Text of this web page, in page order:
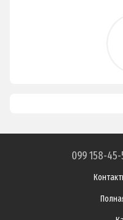
099 158-45-